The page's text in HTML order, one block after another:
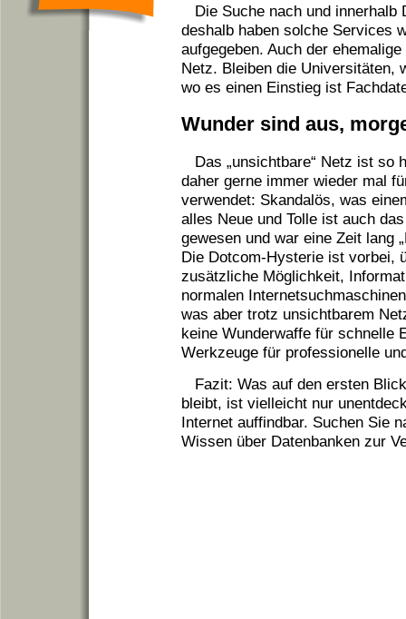
Die Suche nach und innerhalb
deshalb haben solche Services
aufgegeben. Auch der
Netz. Bleiben die Universitäten,
wo es einen Einstieg ist
Wunder sind aus,
Das „unsichtbare“ Netz ist so
daher gerne immer wieder mal
verwendet: Skandalös, was
alles Neue und Tolle ist auch
gewesen und war eine Zeit lang
Die Dotcom-Hysterie ist vorbei,
zusätzliche Möglichkeit,
normalen
was aber trotz unsichtbarem
keine Wunderwaffe für schnelle
Werkzeuge für professionelle
Fazit: Was auf den ersten
bleibt, ist vielleicht nur
Internet auffindbar. Suchen Sie
Wissen über Datenbanken zur